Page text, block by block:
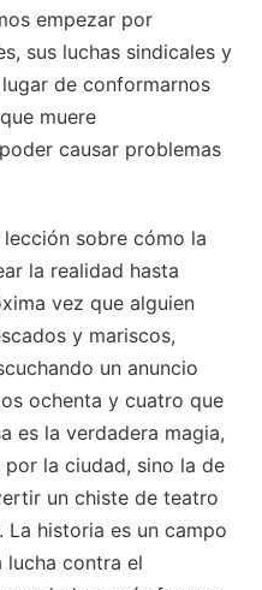
empezar por
sus luchas sindicales y
de conformarnos
muere
causar problemas
sobre cómo la
la realidad hasta
vez que alguien
y mariscos,
un anuncio
ochenta y cuatro que
es la verdadera magia,
la ciudad, sino la de
un chiste de teatro
La historia es un campo
lucha contra el